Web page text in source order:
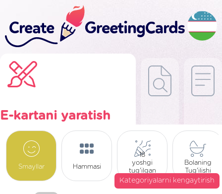
E-kartani yaratish
Smayllar Hammasi
18
yoshgi
tug'ilgan
kuni
Bolaning
Tug'ilishi
Kategoriyalarni kengaytirish